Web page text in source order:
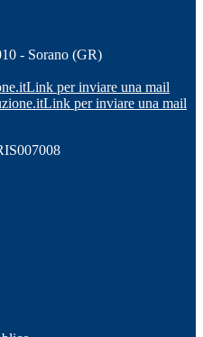
- Sorano (GR)
Link per inviare una mail
Link per inviare una mail